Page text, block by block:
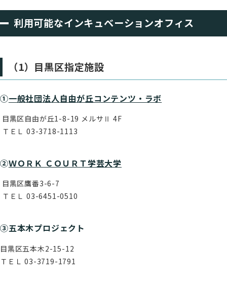
利用可能なインキュベーションオフィス
（1）目黒区指定施設
①一般社団法人自由が丘コンテンツ・ラボ
目黒区自由が丘1-8-19 メルサⅡ 4F
ＴＥＬ 03-3718-1113
②ＷＯＲＫ ＣＯＵＲＴ学芸大学
目黒区鷹番3-6-7
ＴＥＬ 03-6451-0510
③五本木プロジェクト
目黒区五本木2-15-12
ＴＥＬ 03-3719-1791